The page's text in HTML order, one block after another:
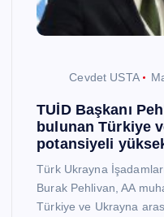
Cevdet USTA
TUİD Başkanı
bulunan Türkiye
potansiyeli
Türk Ukrayna
Burak Pehlivan, AA
Türkiye ve Ukrayna